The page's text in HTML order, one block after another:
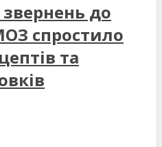
до
спростило
та